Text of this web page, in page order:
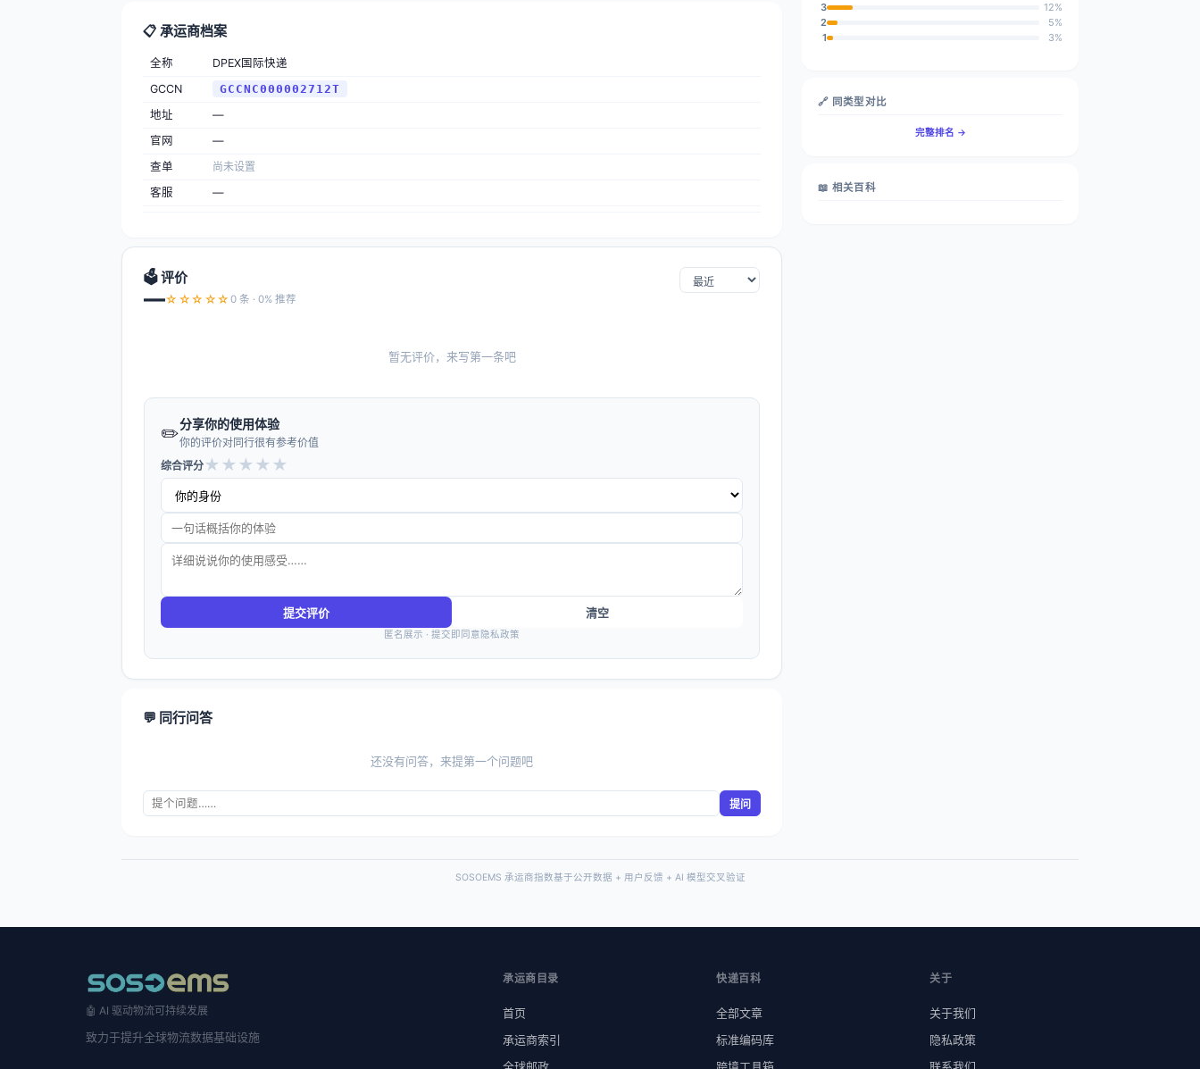
📋 承运商档案
全称
DPEX国际快递
GCCN
GCCNC000002712T
地址
—
官网
—
查单
尚未设置
客服
—
🗳️ 评价
—☆☆☆☆☆ 0 条 · 0% 推荐
暂无评价，来写第一条吧
✏️分享你的使用体验
你的评价对同行很有参考价值
综合评分★ ★ ★ ★ ★
提交评价 清空
匿名展示 · 提交即同意隐私政策
💬 同行问答
还没有问答，来提第一个问题吧
提问
3
12%
2
5%
1
3%
🔗 同类型对比
完整排名 →
📖 相关百科
SOSOEMS 承运商指数基于公开数据 + 用户反馈 + AI 模型交叉验证
🤖 AI 驱动物流可持续发展
致力于提升全球物流数据基础设施
承运商目录
首页
承运商索引
快递百科
全部文章
标准编码库
关于
关于我们
隐私政策